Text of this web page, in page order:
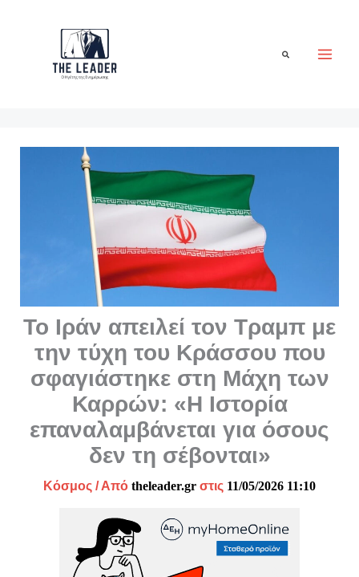
Αναζήτηση
Το Ιράν απειλεί τον Τραμπ με
την τύχη του Κράσσου που
σφαγιάστηκε στη Μάχη των
Καρρών: «Η Ιστορία
επαναλαμβάνεται για όσους
δεν τη σέβονται»
Κόσμος / Από theleader.gr στις 11/05/2026 11:10